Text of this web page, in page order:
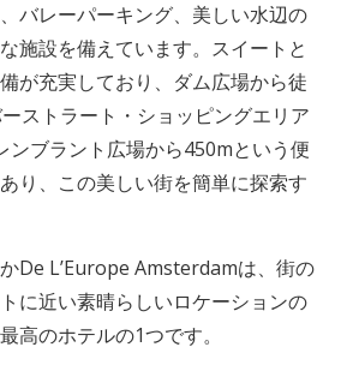
バレーパーキング、美しい水辺の
施設を備えています。スイートと
が充実しており、ダム広場から徒
ストラート・ショッピングエリア
ンブラント広場から450mという便
り、この美しい街を簡単に探索す
De L’Europe Amsterdamは、街の
に近い素晴らしいロケーションの
高のホテルの1つです。